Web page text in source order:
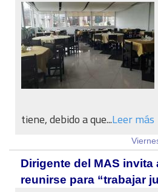
tiene, debido a que...Leer más
Dirigente del MAS invita
reunirse para “trabajar